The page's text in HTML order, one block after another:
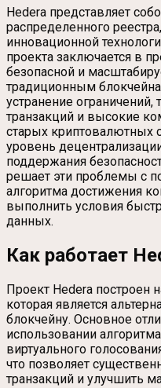
Hedera представляет
распределенного
инновационной
проекта заключается в
безопасной и
традиционным
устранение ограничений,
транзакций и высокие
старых криптовалютных
уровень
поддержания
решает эти проблемы с
алгоритма достижения
выполнить условия
данных.
Как работает
Проект Hedera построен
которая является
блокчейну. Основное
использовании
виртуального
что позволяет
транзакций и улучшить